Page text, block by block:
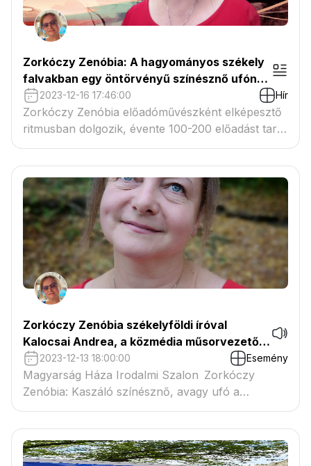
Zorkóczy Zenóbia: A hagyományos székely
falvakban egy öntörvényű színésznő ufónak
számít
2023-12-16 17:46:00 Hír
Zorkóczy Zenóbia előadóművészként elképesztő
ritmusban dolgozik, évente 100-200 előadást tart
gyermekeknek, ráadásul turnéit egymaga
szervezi. Ír, kutat, építkezik, házat ment, és – nem
utolsó sorban – kimagasló tehetségű gyermeket
nevelt fel – egyedül.
Zorkóczy Zenóbia székelyföldi íróval
Kalocsai Andrea, a közmédia műsorvezetője
beszélget
2023-12-13 18:00:00 Esemény
Magyarság Háza Irodalmi Szalon Zorkóczy
Zenóbia: Kaszáló színésznő, avagy ufó a
Székelyföldön Zorkóczy Zenóbia székelyföldi
íróval Kalocsai Andrea, a közmédia műsorveze
https://magyarsaghaza.net/events/magyarsag-
haza-irodalmi-szalon-23/